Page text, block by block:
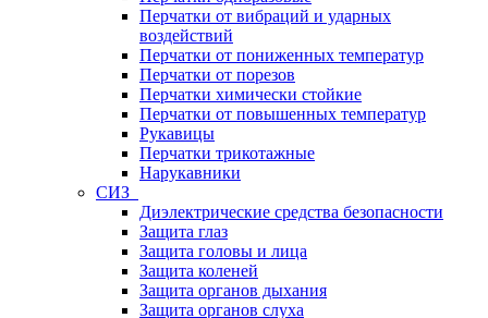
Перчатки от вибраций и ударных
воздействий
Перчатки от пониженных температур
Перчатки от порезов
Перчатки химически стойкие
Перчатки от повышенных температур
Рукавицы
Перчатки трикотажные
Нарукавники
СИЗ
Диэлектрические средства безопасности
Защита глаз
Защита головы и лица
Защита коленей
Защита органов дыхания
Защита органов слуха